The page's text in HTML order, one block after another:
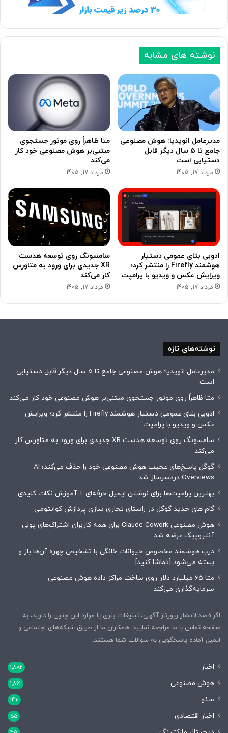
ی
د
ی
نوشته های مشابه
مدیرعامل انویدیا: هوش مصنوعی
جامع تا 5 سال دیگر قابل
دستیابی است
مرداد 17, 1405
متا ظاهراً روی موتور جستجوی
مبتنی‌بر هوش مصنوعی خود کار
می‌کند
مرداد 17, 1405
ادوبی بتای عمومی دستیار
هوشمند Firefly را منتشر کرد؛
ویرایش عکس و ویدیو با پرامپت
مرداد 17, 1405
سامسونگ روی توسعه هدست
XR جدیدی برای ورود به متاورس
کار می‌کند
مرداد 17, 1405
نوشته‌های تازه
مدیرعامل انویدیا: هوش مصنوعی جامع تا 5 سال دیگر قابل دستیابی
است
متا ظاهراً روی موتور جستجوی مبتنی‌بر هوش مصنوعی خود کار می‌کند
ادوبی بتای عمومی دستیار هوشمند Firefly را منتشر کرد؛ ویرایش
عکس و ویدیو با پرامپت
سامسونگ روی توسعه هدست XR جدیدی برای ورود به متاورس کار
می‌کند
گوگل پاسخ‌های عجیب هوش مصنوعی خود را حذف می‌کند؛ AI
Overviews دردسرساز شد
بهترین پرامپت‌ها برای نوشتن ایمیل حرفه‌ای + آموزش نکات کلیدی
گام های جدید گوگل در راستای تجاری سازی پردازش کوانتومی
هوش مصنوعی Claude Cowork برای همه کاربران اشتراک‌های پولی
آنتروپیک عرضه شد
درب هوشمند مخصوص حیوانات خانگی با تشخیص چهره آن‌ها باز و
بسته می‌شود [تماشا کنید]
متا 65 میلیارد دلار روی ساخت مراکز داده هوش مصنوعی
سرمایه‌گذاری می‌کند
اگر قصد انتشار رپورتاژ آگهی، تبلیغات بنری یا موارد این چنین را دارید، به
صفحه تماس با ما مراجعه نمایید. همکاران ما از طریق شبکه‌های اجتماعی و
ایمیل آماده پاسخگویی به سوالات شما هستند.
اخبار 1,882
هوش مصنوعی 1,861
سئو 146
اخبار اقتصادی 55